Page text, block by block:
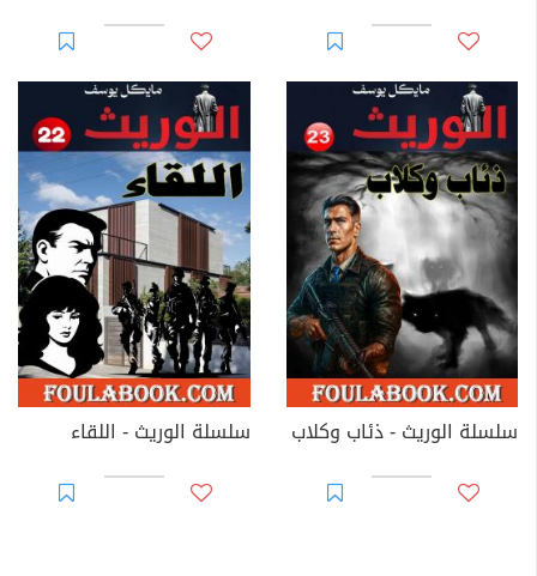
سلسلة الوريث - ذئاب وكلاب سلسلة الوريث - اللقاء